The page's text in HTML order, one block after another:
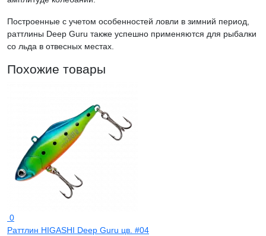
Построенные с учетом особенностей ловли в зимний период,
раттлины Deep Guru также успешно применяются для рыбалки
со льда в отвесных местах.
Похожие товары
0
Раттлин HIGASHI Deep Guru цв. #04